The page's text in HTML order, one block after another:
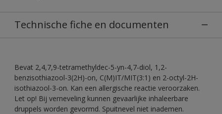
Technische fiche en documenten
Bevat 2,4,7,9-tetramethyldec-5-yn-4,7-diol, 1,2-
benzisothiazool-3(2H)-on, C(M)IT/MIT(3:1) en 2-octyl-2H-
isothiazool-3-on. Kan een allergische reactie veroorzaken.
Let op! Bij verneveling kunnen gevaarlijke inhaleerbare
druppels worden gevormd. Spuitnevel niet inademen.